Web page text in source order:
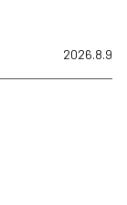
2026.8.9